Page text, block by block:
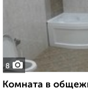
8
Комната в